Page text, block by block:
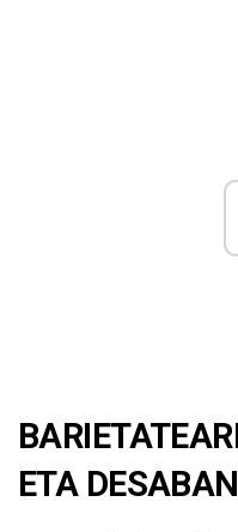
ETA